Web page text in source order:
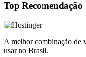
Top Recomendação
A melhor combinação de
usar no Brasil.